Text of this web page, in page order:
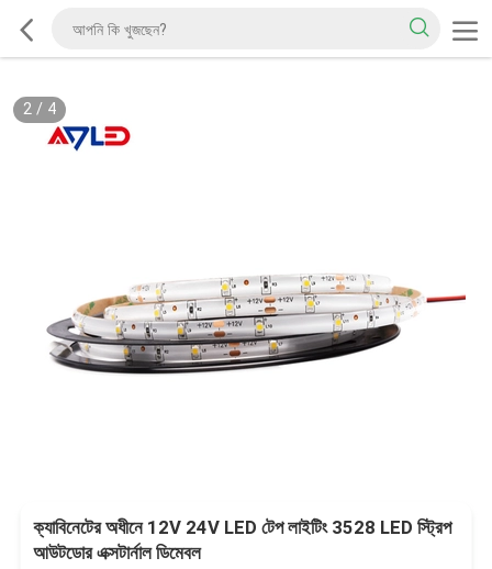
2/ 4
ক্যাবিনেটের অধীনে 12V 24V LED টেপ লাইটিং 3528 LED স্ট্রিপ
আউটডোর এক্সটার্নাল ডিমেবল